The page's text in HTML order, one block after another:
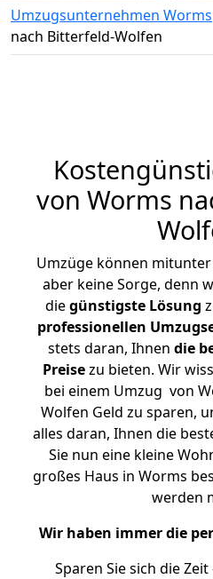
Umzugsunternehmen Worms
nach Bitterfeld-Wolfen
von Worms
Umzüge können
aber keine Sorge, denn
diegünstigste Lösung
professionellen
stets daran, Ihnen die
Preisezu bieten. Wir
bei einem Umzug von
Wolfen Geld zu sparen,
alles daran, Ihnen die
Sie nun eine kleine
großes Haus in Worms
werden
Wir haben immer die
Sparen Sie sich die